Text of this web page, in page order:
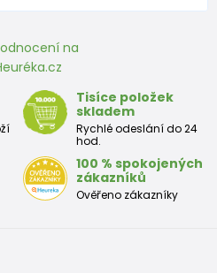
na
Tisíce položek
skladem
Rychlé odeslání do 24
hod.
100 % spokojených
zákazníků
Ověřeno zákazníky